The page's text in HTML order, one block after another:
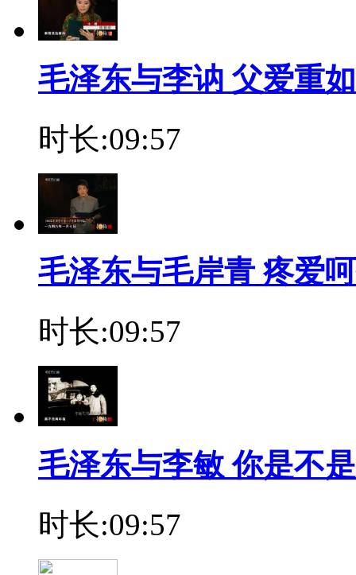
毛泽东与李讷 父爱重
时长:09:57
毛泽东与毛岸青 疼爱
时长:09:57
毛泽东与李敏 你是不
时长:09:57